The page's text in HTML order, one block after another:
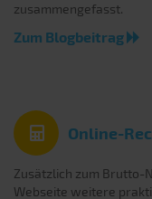
zusammengefasst.
Zum Blogbeitrag
Online-
Zusätzlich zum Brutto-
Webseite weitere